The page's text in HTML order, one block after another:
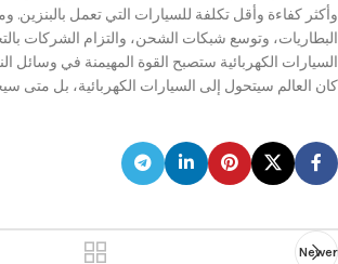
وأكثر كفاءة وأقل تكلفة للسيارات التي تعمل بالبنزين.
البطاريات، وتوسع شبكات الشحن، والتزام الشركات
السيارات الكهربائية ستصبح القوة المهيمنة في وسائل
كان العالم سيتحول إلى السيارات الكهربائية، بل متى
Newer